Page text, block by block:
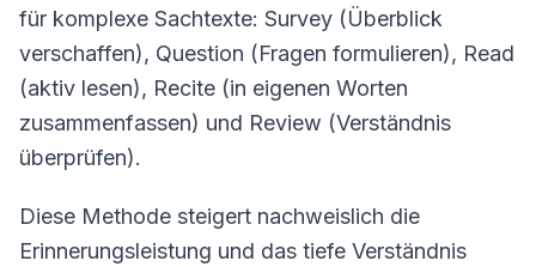
für komplexe Sachtexte: Survey (Überblick
verschaffen), Question (Fragen formulieren), Read
(aktiv lesen), Recite (in eigenen Worten
zusammenfassen) und Review (Verständnis
überprüfen).
Diese Methode steigert nachweislich die
Erinnerungsleistung und das tiefe Verständnis